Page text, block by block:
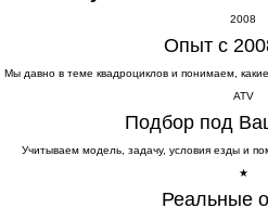
2008
Опыт с
Мы давно в теме квадроциклов и понимаем,
ATV
Подбор под
Учитываем модель, задачу, условия езды и
★
Реальные